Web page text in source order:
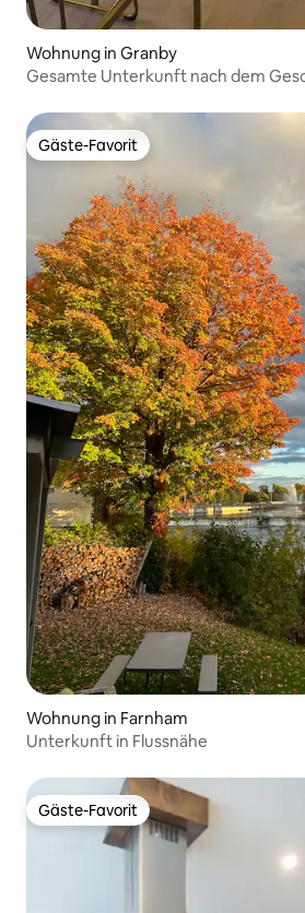
Wohnung in Granby
Gesamte Unterkunft nach dem
Gäste-Favorit
Gäste-Favorit
Wohnung in Farnham
Unterkunft in Flussnähe
Gäste-Favorit
Gäste-Favorit